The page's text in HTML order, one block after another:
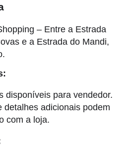
– Entre a Estrada
e a Estrada do Mandi,
disponíveis para vendedor.
detalhes adicionais podem
com a loja.